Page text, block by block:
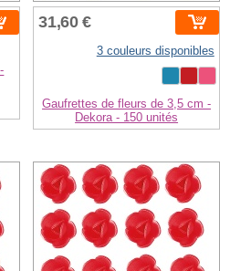
31,60 €
3 couleurs disponibles
Gaufrettes de fleurs de 3,5 cm -
Dekora - 150 unités